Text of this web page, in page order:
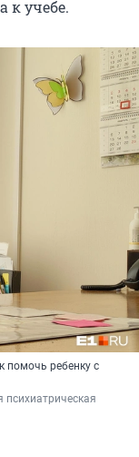
к учебе.
помочь ребенку с
психиатрическая